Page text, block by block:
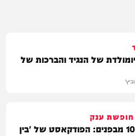
של הנגיד והברכות של
ענק
הצצה לכלא 10 מבפנים: הפודקאסט של 'בין